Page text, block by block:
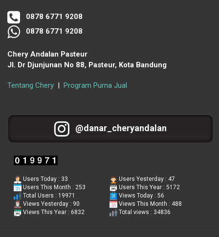
0878 6771 9208
0878 6771 9208
Chery Andalan Pasteur
Jl. Dr Djunjunan No 88, Pasteur, Kota Bandung
Tentang Chery | Program Purna Jual
@danar_cheryandalan
Users Today : 33
Users Yesterday : 47
Users This Month : 253
Users This Year : 5172
Total Users : 19971
Views Today : 56
Views Yesterday : 90
Views This Month : 488
Views This Year : 6832
Total views : 34836